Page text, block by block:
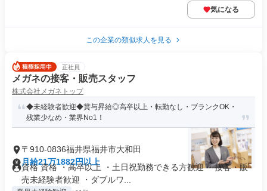
気になる
この企業の類似求人を見る
正社員
メガネの接客・販売スタッフ
株式会社メガネトップ
◆未経験者歓迎◆賞与昇給◎高卒以上・転勤なし・ブランクOK・
残業少なめ・業界No1！
〒910-0836福井県福井市大和田
月給21万1882円以上
資格 資格 ・高卒以上 ・土日祝勤務できる方歓迎 ・接客・販
売未経験者歓迎 ・ダブルワ...